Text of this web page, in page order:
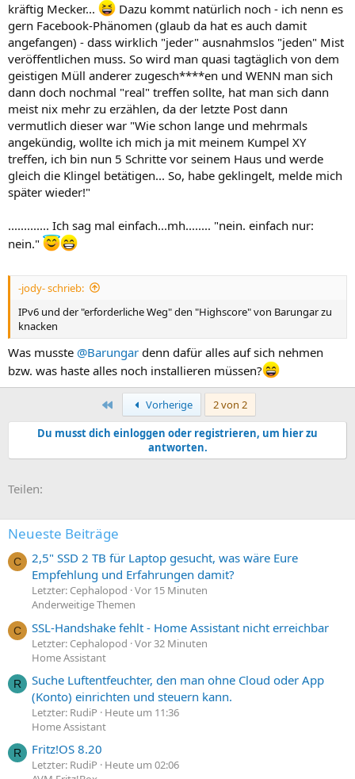
kräftig Mecker...
Dazu kommt natürlich noch - ich nenn es
gern Facebook-Phänomen (glaub da hat es auch damit
angefangen) - dass wirklich "jeder" ausnahmslos "jeden" Mist
veröffentlichen muss. So wird man quasi tagtäglich von dem
geistigen Müll anderer zugesch****en und WENN man sich
dann doch nochmal "real" treffen sollte, hat man sich dann
meist nix mehr zu erzählen, da der letzte Post dann
vermutlich dieser war "Wie schon lange und mehrmals
angekündig, wollte ich mich ja mit meinem Kumpel XY
treffen, ich bin nun 5 Schritte vor seinem Haus und werde
gleich die Klingel betätigen... So, habe geklingelt, melde mich
später wieder!"
............. Ich sag mal einfach...mh........ "nein. einfach nur:
nein."
-jody- schrieb:
IPv6 und der "erforderliche Weg" den "Highscore" von Barungar zu
knacken
Was musste @Barungar denn dafür alles auf sich nehmen
bzw. was haste alles noch installieren müssen?
Erste Vorherige
2 von 2
Du musst dich einloggen oder registrieren, um hier zu
antworten.
Teilen:
Neueste Beiträge
C
2,5" SSD 2 TB für Laptop gesucht, was wäre Eure
Empfehlung und Erfahrungen damit?
Letzter: Cephalopod Vor 15 Minuten
Anderweitige Themen
C SSL-Handshake fehlt - Home Assistant nicht erreichbar
Letzter: Cephalopod Vor 32 Minuten
Home Assistant
R
Suche Luftentfeuchter, den man ohne Cloud oder App
(Konto) einrichten und steuern kann.
Letzter: RudiP
Heute um 11:36
Home Assistant
R Fritz!OS 8.20
Letzter: RudiP
Heute um 02:06